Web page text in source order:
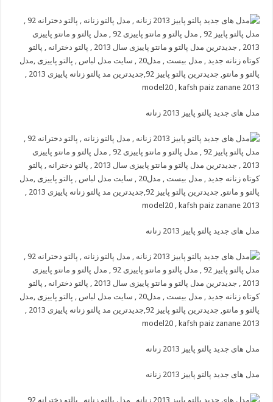
مدل های جدید پالتو پاییز 2013 زنانه
مدل های جدید پالتو پاییز 2013 زنانه
مدل های جدید پالتو پاییز 2013 زنانه
مدل های جدید پالتو پاییز 2013 زنانه